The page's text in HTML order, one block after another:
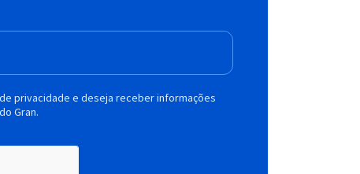
privacidade e deseja receber informações
Gran.